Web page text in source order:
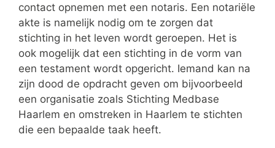
contact opnemen met een notaris. Een notariële
akte is namelijk nodig om te zorgen dat
stichting in het leven wordt geroepen. Het is
ook mogelijk dat een stichting in de vorm van
een testament wordt opgericht. Iemand kan na
zijn dood de opdracht geven om bijvoorbeeld
een organisatie zoals Stichting Medbase
Haarlem en omstreken in Haarlem te stichten
die een bepaalde taak heeft.